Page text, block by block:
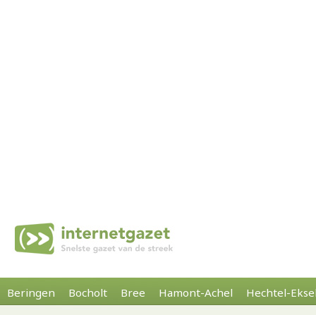
Beringen Bocholt Bree Hamont-Achel Hechtel-